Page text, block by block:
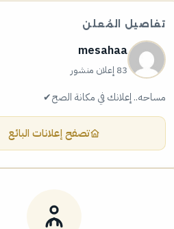
تفاصيل المُعلن
mesahaa
83 إعلان منشور
مساحه.. إعلانك في مكانة الصح✔
تصفح إعلانات البائع